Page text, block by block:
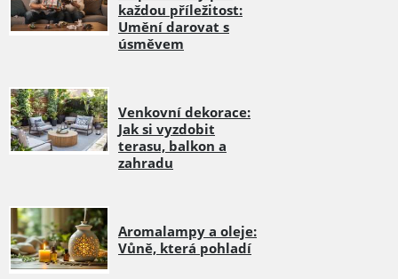
každou příležitost:
Umění darovat s
úsměvem
Venkovní dekorace:
Jak si vyzdobit
terasu, balkon a
zahradu
Aromalampy a oleje:
Vůně, která pohladí